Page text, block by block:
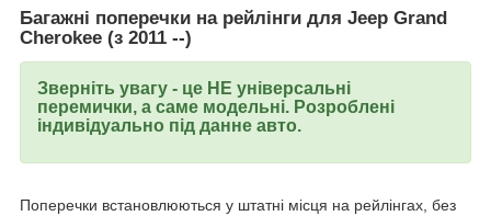
Багажні поперечки на рейлінги для Jeep Grand
Cherokee (з 2011 --)
Зверніть увагу - це НЕ універсальні
перемички, а саме модельні. Розроблені
індивідуально під данне авто.
Поперечки встановлюються у штатні місця на рейлінгах, без